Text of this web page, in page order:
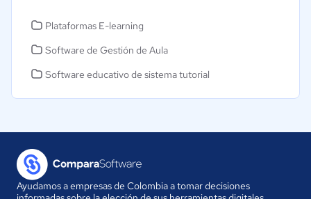
Plataformas E-learning
Software de Gestión de Aula
Software educativo de sistema tutorial
Ayudamos a empresas de Colombia a tomar decisiones